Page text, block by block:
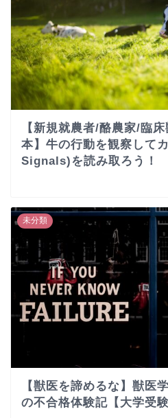
【新規就農者/酪農家/臨
本】牛の行動を観察して
Signals)を読み取ろう！
未分類
【獣医を諦めるな】獣医
の不合格体験記【大学受験